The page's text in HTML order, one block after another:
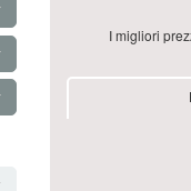
I migliori